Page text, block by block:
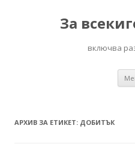
За
включва
АРХИВ ЗА ЕТИКЕТ: ДОБИТЪК